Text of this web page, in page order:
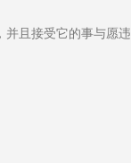
并且接受它的事与愿违